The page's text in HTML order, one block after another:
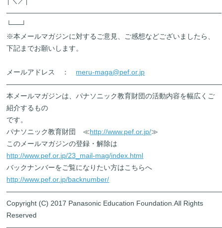
―――――――――――――――――――――――――――――――
└──┘
※本メールマガジンに対するご意見、ご感想などございましたら、
下記までお願いします。
メールアドレス ： meru-maga@pef.or.jp
本メールマガジンは、パナソニック教育財団の活動内容を幅広くご
紹介するもの
です。
パナソニック教育財団 ≪http://www.pef.or.jp/≫
このメールマガジンの登録・解除は
http://www.pef.or.jp/23_mail-mag/index.html
バックナンバーをご覧になりたい方はこちらへ
http://www.pef.or.jp/backnumber/
Copyright (C) 2017 Panasonic Education Foundation.All Rights
Reserved